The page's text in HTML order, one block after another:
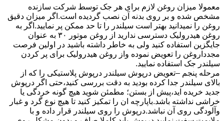
معمولا میزان روغن لازم برای هر جک توسط شرکت سازنده
مشخص شده و بر روی بدنه آن نصب گردیده است.اگر میزان دقیق
روغن را نمیدانید بهتر است سیلندر را تا حد ممکن پر نمایید.اگر به
روغن هیدرولیک دسترسی ندارید از روغن موتور ۳۰ به عنوان
جایگزین استفاده کنید ولی به خاطر داشته باشید در اولین فرصت
مجدداروغن را تعویض نموده واز روغن هیدرولیک برای پر کردن
سیلندر جک استفاده نمایید.
مرحله پنجم –تعویض درپوش سیلندر درپوش پلاستیکی را که از
بالای سیلندر جدا کرده بودید به دقت بررسی کنید،حتی اگر درپوش
جدید خریده اید،پیش از بستن؛ مطمئن شوید هیچ گونه خردگی یا
خراشی نداشته باشد.باپارچه ان را تمکیز کنید تا هیچ نوع گرد و غبار
وآلودگی روی آن نباشد.درپوش را روی سیلندر قرار داده و با